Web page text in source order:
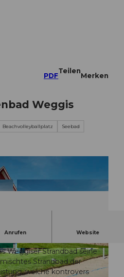
PDF
Teilen
Merken
Weggis
Beachvolleyballplatz
Seebad
|
ND
© Beat Brechbühl | Luzern Tourismus |
CC-BY-NC-ND
Anrufen Website
mit allem, was eine Badi
Weggiser Strandbad seine
Strandbad der
welche kontrovers